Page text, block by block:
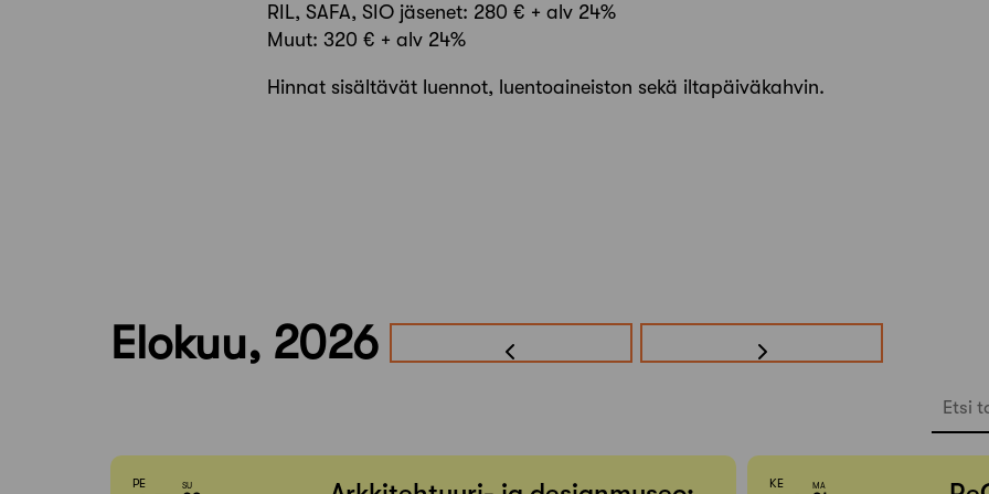
RIL, SAFA, SIO jäsenet: 280 € + alv 24%
Muut: 320 € + alv 24%
Hinnat sisältävät luennot, luentoaineiston sekä iltapäiväkahvin.
Elokuu, 2026
Etsi
PE SU KE MA